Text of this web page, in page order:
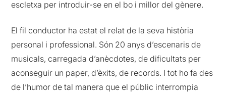
escletxa per introduir-se en el bo i millor del gènere.
El fil conductor ha estat el relat de la seva història
personal i professional. Són 20 anys d’escenaris de
musicals, carregada d’anècdotes, de dificultats per
aconseguir un paper, d’èxits, de records. I tot ho fa des
de l’humor de tal manera que el públic interrompia